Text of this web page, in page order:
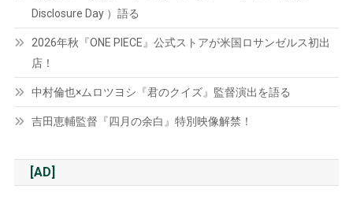
Disclosure Day ）語る
2026年秋『ONE PIECE』公式ストアが米国ロサンゼルス初出
店！
中村倫也×ムロツヨシ『君のクイズ』監督演出を語る
吉田恵輔監督『四月の余白』特別映像解禁！
[AD]